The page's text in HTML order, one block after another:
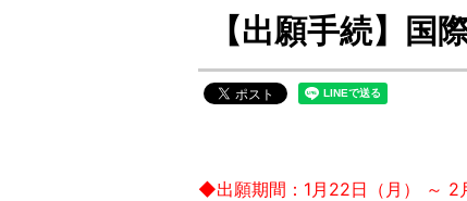
【出願手続】
◆出願期間：1月22日（月） ～ 2